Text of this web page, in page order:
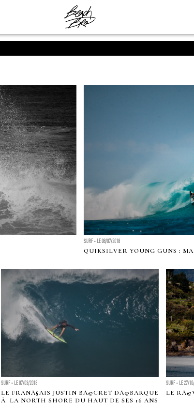
SURF - LE 08/07/2018
QUIKSILVER YOUNG GUNS :
SURF - LE 07/03/2018
LE FRANÃ§AIS JUSTIN BÃ©CRET DÃ©BARQUE
Ã LA NORTH SHORE DU HAUT DE SES 16 ANS
SURF - LE 27/
LE